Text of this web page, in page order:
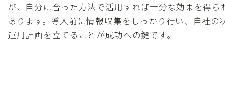
が、自分に合った方法で活用すれば十分な効果を得ら
あります。導入前に情報収集をしっかり行い、自社の
運用計画を立てることが成功への鍵です。